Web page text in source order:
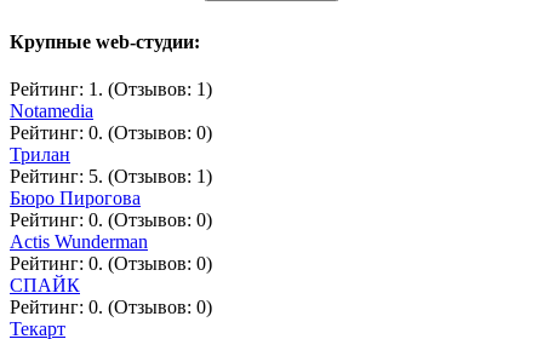
Крупные web-студии:
Рейтинг: 1. (Отзывов: 1)
Notamedia
Рейтинг: 0. (Отзывов: 0)
Трилан
Рейтинг: 5. (Отзывов: 1)
Бюро Пирогова
Рейтинг: 0. (Отзывов: 0)
Actis Wunderman
Рейтинг: 0. (Отзывов: 0)
СПАЙК
Рейтинг: 0. (Отзывов: 0)
Текарт